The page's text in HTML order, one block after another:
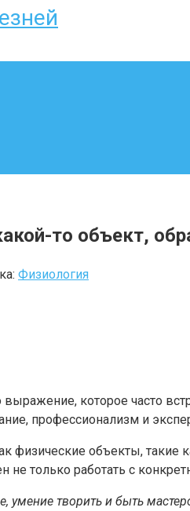
то объект,
Физиология
выражение, которое часто
профессионализм и
физические объекты,
не только работать с
творить и быть